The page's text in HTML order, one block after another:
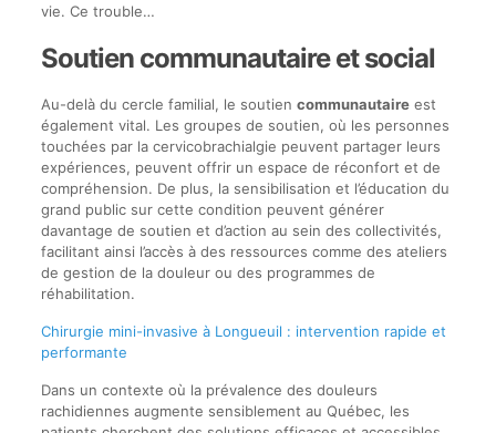
vie. Ce trouble…
Soutien communautaire et social
Au-delà du cercle familial, le soutien communautaireest
également vital. Les groupes de soutien, où les personnes
touchées par la cervicobrachialgie peuvent partager leurs
expériences, peuvent offrir un espace de réconfort et de
compréhension. De plus, la sensibilisation et l’éducation du
grand public sur cette condition peuvent générer
davantage de soutien et d’action au sein des collectivités,
facilitant ainsi l’accès à des ressources comme des ateliers
de gestion de la douleur ou des programmes de
réhabilitation.
Chirurgie mini-invasive à Longueuil : intervention rapide et
performante
Dans un contexte où la prévalence des douleurs
rachidiennes augmente sensiblement au Québec, les